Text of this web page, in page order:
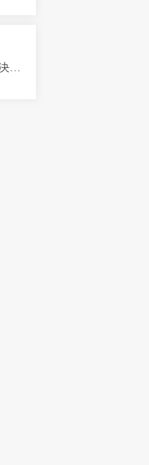
“大块头”仓配“挑大梁”，菜鸟升级大件家电一盘货解决方案全渠道发货